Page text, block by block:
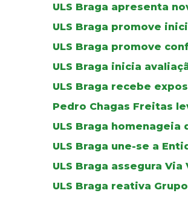
ULS Braga apresenta
ULS Braga promove
ULS Braga promove
ULS Braga inicia
ULS Braga recebe
Pedro Chagas Freitas
ULS Braga homenageia
ULS Braga une-se a
ULS Braga assegura
ULS Braga reativa